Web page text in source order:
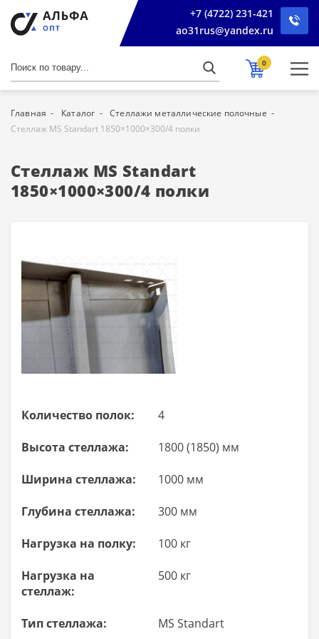
+7 (4722) 231-421
ao31rus@yandex.ru
0
Главная Каталог
Стеллажи металлические полочные
Стеллаж MS Standart 1850×1000×300/4 полки
Стеллаж MS Standart
1850×1000×300/4 полки
Количество полок: 4
Высота стеллажа: 1800 (1850) мм
Ширина стеллажа: 1000 мм
Глубина стеллажа: 300 мм
Нагрузка на полку: 100 кг
Нагрузка на
стеллаж:
500 кг
Тип стеллажа: MS Standart